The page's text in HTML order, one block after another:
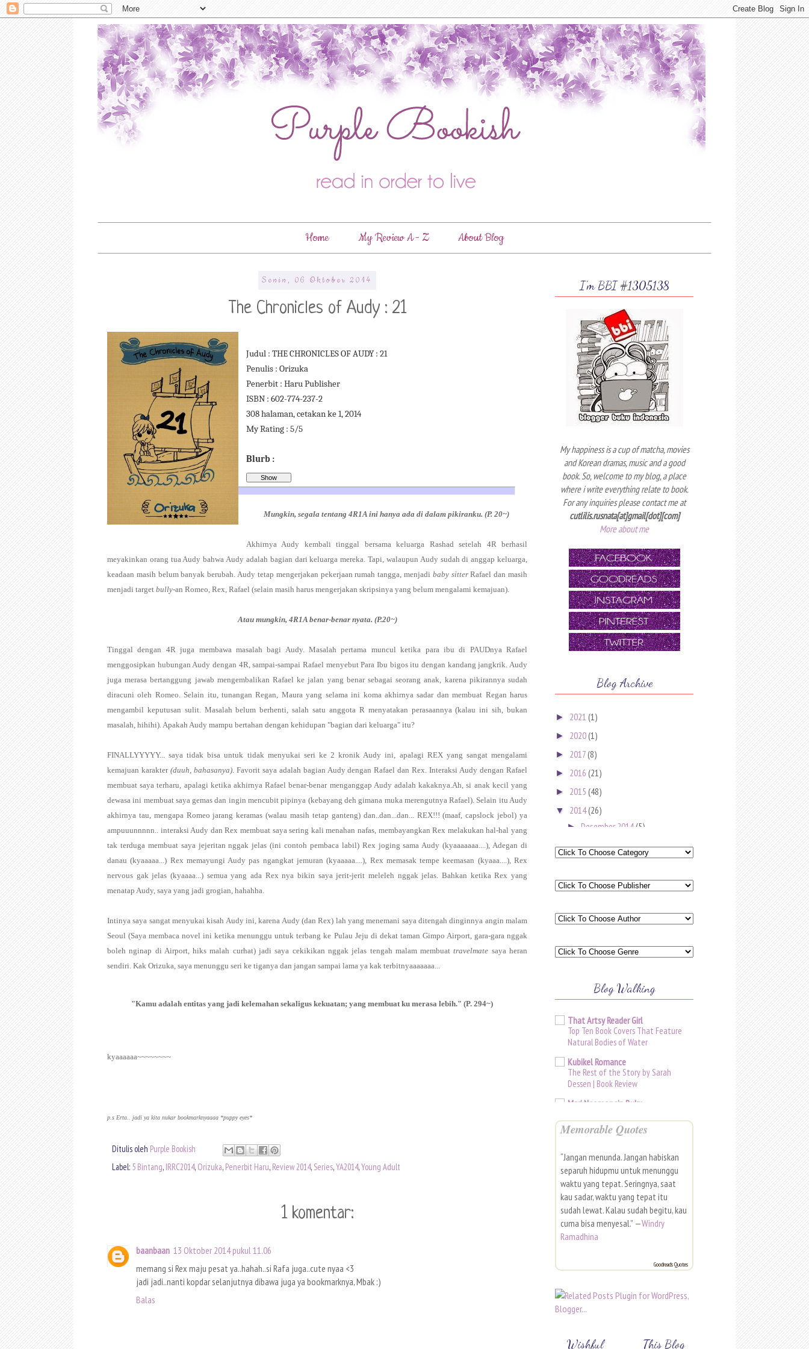
Home My Review A - Z About Blog
Senin, 06 Oktober 2014
The Chronicles of Audy : 21
Judul : THE CHRONICLES OF AUDY : 21
Penulis : Orizuka
Penerbit : Haru Publisher
ISBN : 602-774-237-2
308 halaman, cetakan ke 1, 2014
My Rating : 5/5
Blurb :
Mungkin, segala tentang 4R1A ini hanya ada di dalam pikiranku. (P. 20~)
Akhirnya Audy kembali tinggal bersama keluarga Rashad setelah 4R berhasil
meyakinkan orang tua Audy bahwa Audy adalah bagian dari keluarga mereka. Tapi, walaupun Audy sudah di anggap keluarga,
keadaan masih belum banyak berubah. Audy tetap mengerjakan pekerjaan rumah tangga, menjadi baby sitterRafael dan masih
menjadi target bully-an Romeo, Rex, Rafael (selain masih harus mengerjakan skripsinya yang belum mengalami kemajuan).
Atau mungkin, 4R1A benar-benar nyata. (P.20~)
Tinggal dengan 4R juga membawa masalah bagi Audy. Masalah pertama muncul ketika para ibu di PAUDnya Rafael
menggosipkan hubungan Audy dengan 4R, sampai-sampai Rafael menyebut Para Ibu bigos itu dengan kandang jangkrik. Audy
juga merasa bertanggung jawab mengembalikan Rafael ke jalan yang benar sebagai seorang anak, karena pikirannya sudah
diracuni oleh Romeo. Selain itu, tunangan Regan, Maura yang selama ini koma akhirnya sadar dan membuat Regan harus
mengambil keputusan sulit. Masalah belum berhenti, salah satu anggota R menyatakan perasaannya (kalau ini sih, bukan
masalah, hihihi). Apakah Audy mampu bertahan dengan kehidupan "bagian dari keluarga" itu?
FINALLYYYYY... saya tidak bisa untuk tidak menyukai seri ke 2 kronik Audy ini, apalagi REX yang sangat mengalami
kemajuan karakter (duuh, bahasanya). Favorit saya adalah bagian Audy dengan Rafael dan Rex. Interaksi Audy dengan Rafael
membuat saya terharu, apalagi ketika akhirnya Rafael benar-benar menganggap Audy adalah kakaknya.Ah, si anak kecil yang
dewasa ini membuat saya gemas dan ingin mencubit pipinya (kebayang deh gimana muka merengutnya Rafael). Selain itu Audy
akhirnya tau, mengapa Romeo jarang keramas (walau masih tetap ganteng) dan..dan...dan... REX!!! (maaf, capslock jebol) ya
ampuuunnnnn.. interaksi Audy dan Rex membuat saya sering kali menahan nafas, membayangkan Rex melakukan hal-hal yang
tak terduga membuat saya jejeritan nggak jelas (ini contoh pembaca labil) Rex joging sama Audy (kyaaaaaaa....), Adegan di
danau (kyaaaaa...) Rex memayungi Audy pas ngangkat jemuran (kyaaaaa....), Rex memasak tempe keemasan (kyaaa....), Rex
nervous gak jelas (kyaaaa...) semua yang ada Rex nya bikin saya jerit-jerit meleleh nggak jelas. Bahkan ketika Rex yang
menatap Audy, saya yang jadi grogian, hahahha.
Intinya saya sangat menyukai kisah Audy ini, karena Audy (dan Rex) lah yang menemani saya ditengah dinginnya angin malam
Seoul (Saya membaca novel ini ketika menunggu untuk terbang ke Pulau Jeju di dekat taman Gimpo Airport, gara-gara nggak
boleh nginap di Airport, hiks malah curhat) jadi saya cekikikan nggak jelas tengah malam membuattravelmate saya heran
sendiri. Kak Orizuka, saya menunggu seri ke tiganya dan jangan sampai lama ya kak terbitnyaaaaaaa...
"Kamu adalah entitas yang jadi kelemahan sekaligus kekuatan; yang membuat ku merasa lebih." (P. 294~)
kyaaaaaa~~~~~~~~
p.s Erta.. jadi ya kita nukar bookmarknyaaaa *puppy eyes*
Ditulis oleh Purple Bookish
Label: 5 Bintang, IRRC2014, Orizuka, Penerbit Haru, Review 2014, Series,YA2014,Young Adult
1 komentar:
baanbaan 13 Oktober 2014 pukul 11.06
memang si Rex maju pesat ya..hahah..si Rafa juga..cute nyaa <3
jadi jadi..nanti kopdar selanjutnya dibawa juga ya bookmarknya, Mbak :)
Balas
I'm BBI #1305138
My happiness is a cup of matcha, movies
and Korean dramas, music and a good
book. So, welcome to my blog, a place
where i write everything relate to book.
For any inquiries please contact me at
cutlilis.rusnata[at]gmail[dot][com]
More about me
Blog Archive
► 2021 (1)
► 2020(1)
► 2017(8)
► 2016 (21)
► 2015 (48)
▼ 2014(26)
► Desember 2014 (5)
▼Oktober 2014(2)
Moon in the Spring
The Chronicles of Audy : 21
►Agustus 2014(3)
►Mei 2014(4)
►Maret 2014(3)
► Januari 2014(2)
►2013(32)
►2012(19)
Blog Walking
That Artsy Reader Girl
Top Ten Book Covers That Feature
Natural Bodies of Water
Kubikel Romance
The Rest of the Story by Sarah
Dessen | Book Review
Mari Ngomongin Buku
[Ketimbun Buku...]
Kawakami
Baca Biar Beken!
3 Menit Terakhir
Jia Effendie
Selamat Naik Level!
Book Briefs
Raditya Dika
Memorable Quotes
“Jangan menunda. Jangan habiskan
separuh hidupmu untuk menunggu
waktu yang tepat. Seringnya, saat
kau sadar, waktu yang tepat itu
sudah lewat. Kalau sudah begitu, kau
cuma bisa menyesal.” —Windry
Ramadhina
Goodreads Quotes
Wishful
This Blog